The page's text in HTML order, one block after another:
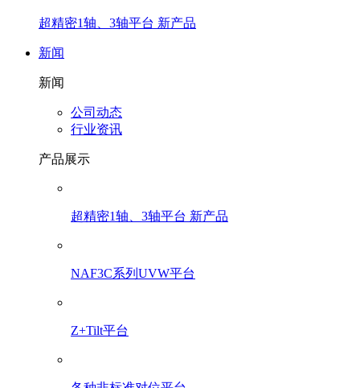
超精密1轴、3轴平台 新产品
新闻
新闻
公司动态
行业资讯
产品展示
超精密1轴、3轴平台 新产品
NAF3C系列UVW平台
Z+Tilt平台